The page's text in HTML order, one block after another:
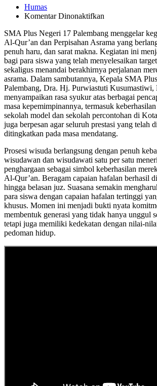
Humas
Komentar Dinonaktifkan
Tahfiz
Al-
Qur’an
dan
Perpisahan
Asrama:
Meneguhkan
Cinta
Al-
Qur’an,
Mengukir
Kenangan
SMA Plus Negeri 17 Palembang menggelar
Al-Qur’an dan Perpisahan Asrama yang
penuh haru, dan sarat makna. Kegiatan ini
bagi para siswa yang telah menyelesaikan
sekaligus menandai berakhirnya perjalanan
asrama. Dalam sambutannya, Kepala SMA
Palembang, Dra. Hj. Purwiastuti Kusumastiwi,
menyampaikan rasa syukur atas berbagai
masa kepemimpinannya, termasuk
sekolah model dan sekolah percontohan di
juga berpesan agar seluruh prestasi yang telah
ditingkatkan pada masa mendatang.
Prosesi wisuda berlangsung dengan penuh
wisudawan dan wisudawati satu per satu
penghargaan sebagai simbol keberhasilan
Al-Qur’an. Beragam capaian hafalan berhasil
hingga belasan juz. Suasana semakin
para siswa dengan capaian hafalan tertinggi
khusus. Momen ini menjadi bukti nyata
membentuk generasi yang tidak hanya unggul
tetapi juga memiliki kedekatan dengan nilai-
pedoman hidup.